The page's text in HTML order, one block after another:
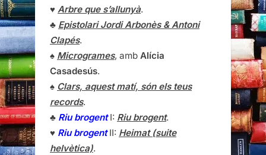
♥ Arbre que s’allunyà.
♣ Epistolari Jordi Arbonès & Antoni
Clapés.
♠ Microgrames, amb Alícia
Casadesús.
♠ Clars, aquest matí, són els teus
records.
♣ Riu brogentI: Riu brogent.
♥ Riu brogentII: Heimat (suite
helvètica).